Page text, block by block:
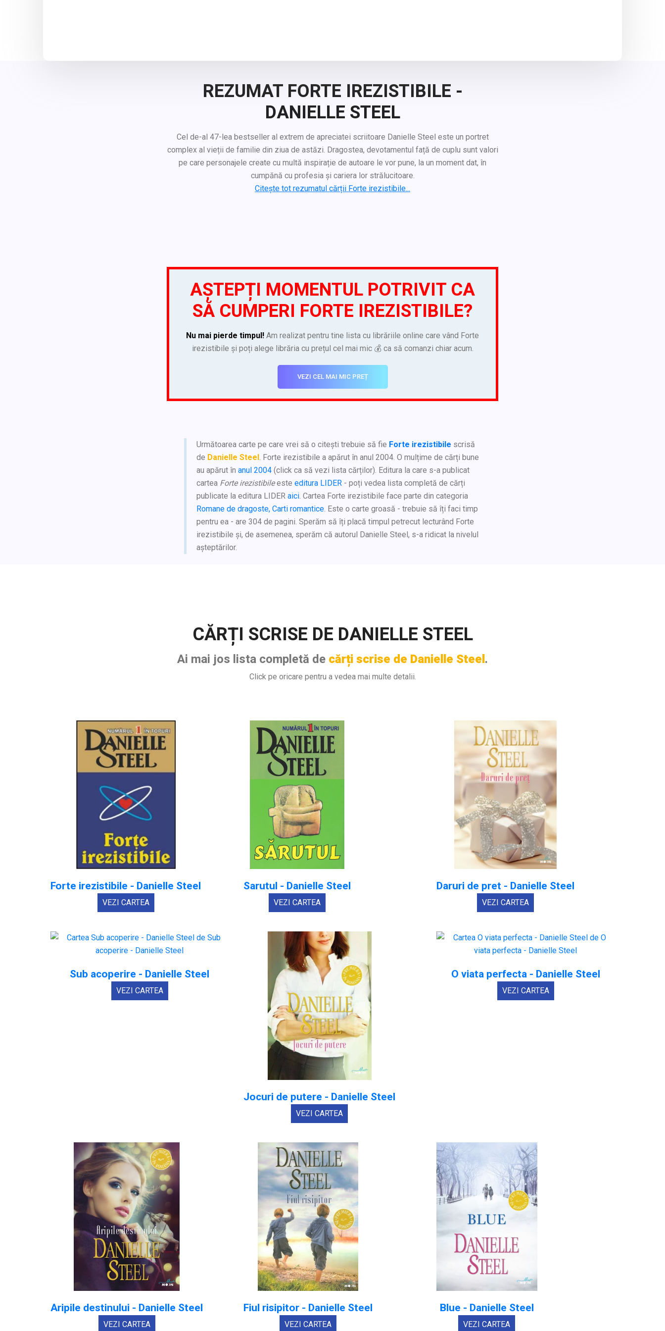
REZUMAT FORTE IREZISTIBILE -
DANIELLE STEEL
Cel de-al 47-lea bestseller al extrem de apreciatei scriitoare Danielle Steel este un portret
complex al vieții de familie din ziua de astăzi. Dragostea, devotamentul față de cuplu sunt valori
pe care personajele create cu multă inspirație de autoare le vor pune, la un moment dat, în
cumpănă cu profesia și cariera lor strălucitoare.
Citește tot rezumatul cărții Forte irezistibile...
AȘTEPȚI MOMENTUL POTRIVIT CA
SĂ CUMPERI FORTE IREZISTIBILE?
Nu mai pierde timpul! Am realizat pentru tine lista cu librăriile online care vând Forte
irezistibile și poți alege librăria cu prețul cel mai mic 💰 ca să comanzi chiar acum.
VEZI CEL MAI MIC PREȚ
Următoarea carte pe care vrei să o citești trebuie să fie Forte irezistibile scrisă
de Danielle Steel. Forte irezistibile a apărut în anul 2004. O mulțime de cărți bune
au apărut în anul 2004 (click ca să vezi lista cărților). Editura la care s-a publicat
cartea Forte irezistibileeste editura LIDER - poți vedea lista completă de cărți
publicate la editura LIDER aici. Cartea Forte irezistibile face parte din categoria
Romane de dragoste, Carti romantice. Este o carte groasă - trebuie să îți faci timp
pentru ea - are 304 de pagini. Sperăm să îți placă timpul petrecut lecturând Forte
irezistibile și, de asemenea, sperăm că autorul Danielle Steel, s-a ridicat la nivelul
așteptărilor.
CĂRȚI SCRISE DE DANIELLE STEEL
Ai mai jos lista completă de cărți scrise de Danielle Steel.
Click pe oricare pentru a vedea mai multe detalii.
Forte irezistibile - Danielle Steel
VEZI CARTEA
Sarutul - Danielle Steel
VEZI CARTEA
Daruri de pret - Danielle Steel
VEZI CARTEA
Sub acoperire - Danielle Steel
VEZI CARTEA
Jocuri de putere - Danielle Steel
VEZI CARTEA
O viata perfecta - Danielle Steel
VEZI CARTEA
Aripile destinului - Danielle Steel
VEZI CARTEA
Fiul risipitor - Danielle Steel
VEZI CARTEA
Blue - Danielle Steel
VEZI CARTEA